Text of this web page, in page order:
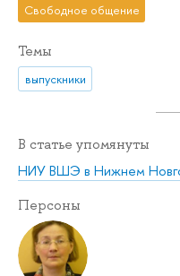
Свободное общение
Темы
выпускники
В статье упомянуты
НИУ ВШЭ в Нижнем
Персоны